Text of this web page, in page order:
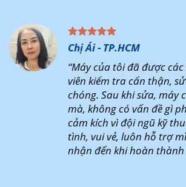
Chị Ái - TP.HCM
“Máy của tôi đã được
viên kiểm tra cẩn thận,
chóng. Sau khi sửa, máy
mà, không có vấn đề gì
cảm kích vì đội ngũ kỹ
tình, vui vẻ, luôn hỗ trợ
nhận đến khi hoàn thành